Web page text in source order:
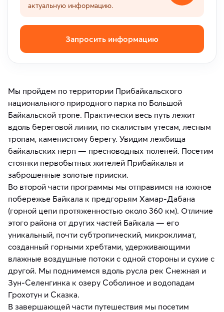
актуальную информацию.
Запросить информацию
Мы пройдем по территории Прибайкальского
национального природного парка по Большой
Байкальской тропе. Практически весь путь лежит
вдоль береговой линии, по скалистым утесам, лесным
тропам, каменистому берегу. Увидим лежбища
байкальских нерп — пресноводных тюленей. Посетим
стоянки первобытных жителей Прибайкалья и
заброшенные золотые прииски.
Во второй части программы мы отправимся на южное
побережье Байкала к предгорьям Хамар-Дабана
(горной цепи протяженностью около 360 км). Отличие
этого района от других частей Байкала — его
уникальный, почти субтропический, микроклимат,
созданный горными хребтами, удерживающими
влажные воздушные потоки с одной стороны и сухие с
другой. Мы поднимемся вдоль русла рек Снежная и
Зун-Селенгинка к озеру Соболиное и водопадам
Грохотун и Сказка.
В завершающей части путешествия мы посетим